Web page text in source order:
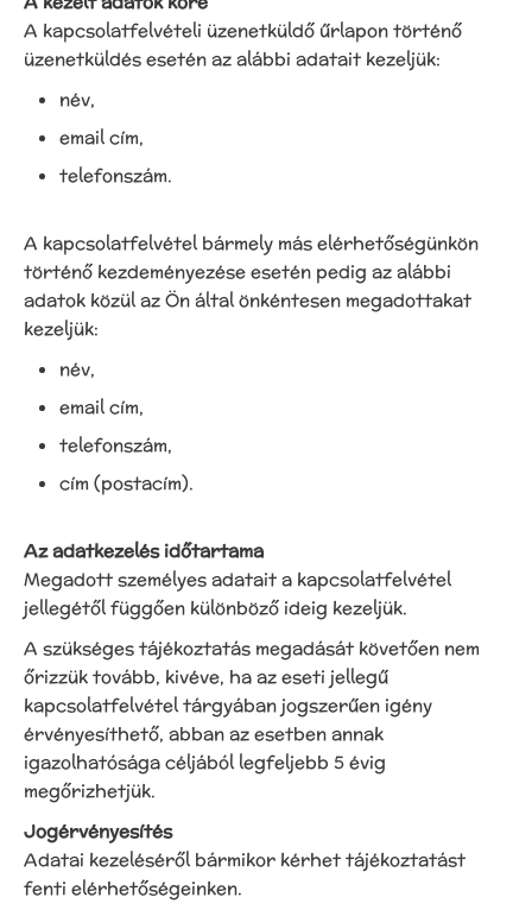
A kapcsolatfelvételi üzenetküldő űrlapon történő
üzenetküldés esetén az alábbi adatait kezeljük:
név,
email cím,
telefonszám.
A kapcsolatfelvétel bármely más elérhetőségünkön
történő kezdeményezése esetén pedig az alábbi
adatok közül az Ön által önkéntesen megadottakat
kezeljük:
név,
email cím,
telefonszám,
cím (postacím).
Az adatkezelés időtartama
Megadott személyes adatait a kapcsolatfelvétel
jellegétől függően különböző ideig kezeljük.
A szükséges tájékoztatás megadását követően nem
őrizzük tovább, kivéve, ha az eseti jellegű
kapcsolatfelvétel tárgyában jogszerűen igény
érvényesíthető, abban az esetben annak
igazolhatósága céljából legfeljebb 5 évig
megőrizhetjük.
Jogérvényesítés
Adatai kezeléséről bármikor kérhet tájékoztatást
fenti elérhetőségeinken.